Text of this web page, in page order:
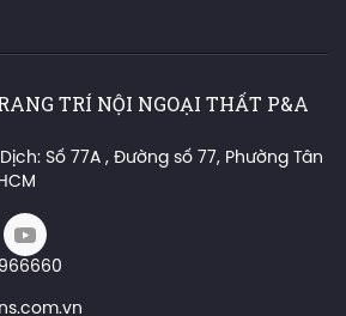
TRÍ NỘI NGOẠI THẤT P&A
Số 77A , Đường số 77, Phường Tân